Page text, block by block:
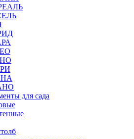
для сада